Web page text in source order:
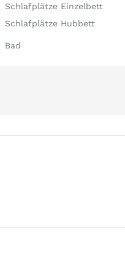
Schlafplätze Einzelbett
Schlafplätze Hubbett
Bad